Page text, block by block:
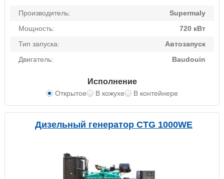
Производитель:
Supermaly
Мощность:
720 кВт
Тип запуска:
Автозапуск
Двигатель:
Baudouin
Исполнение
Открытое В кожухе В контейнере
Дизельный генератор CTG 1000WE